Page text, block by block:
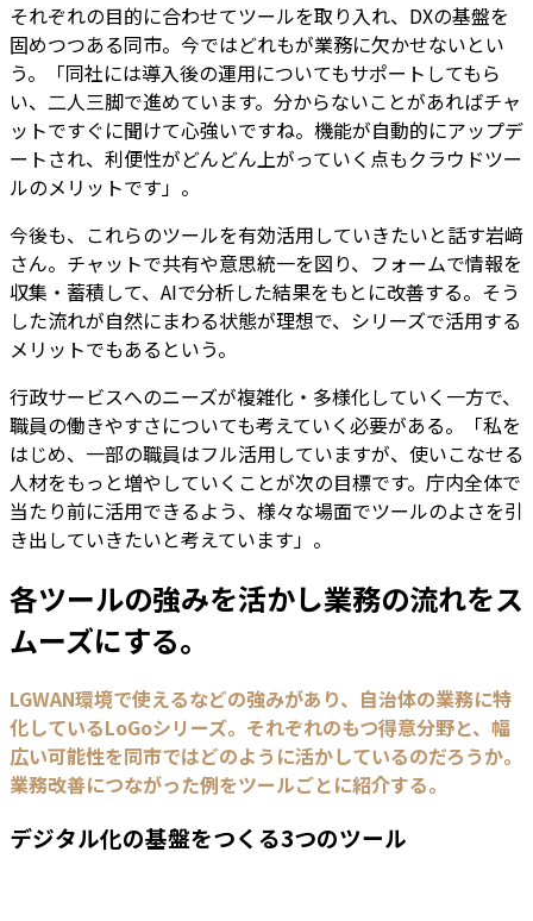
それぞれの目的に合わせてツールを取り入れ、DXの基盤を
固めつつある同市。今ではどれもが業務に欠かせないとい
う。「同社には導入後の運用についてもサポートしてもら
い、二人三脚で進めています。分からないことがあればチャ
ットですぐに聞けて心強いですね。機能が自動的にアップデ
ートされ、利便性がどんどん上がっていく点もクラウドツー
ルのメリットです」。
今後も、これらのツールを有効活用していきたいと話す岩﨑
さん。チャットで共有や意思統一を図り、フォームで情報を
収集・蓄積して、AIで分析した結果をもとに改善する。そう
した流れが自然にまわる状態が理想で、シリーズで活用する
メリットでもあるという。
行政サービスへのニーズが複雑化・多様化していく一方で、
職員の働きやすさについても考えていく必要がある。「私を
はじめ、一部の職員はフル活用していますが、使いこなせる
人材をもっと増やしていくことが次の目標です。庁内全体で
当たり前に活用できるよう、様々な場面でツールのよさを引
き出していきたいと考えています」。
各ツールの強みを活かし業務の流れをス
ムーズにする。
LGWAN環境で使えるなどの強みがあり、自治体の業務に特
化しているLoGoシリーズ。それぞれのもつ得意分野と、幅
広い可能性を同市ではどのように活かしているのだろうか。
業務改善につながった例をツールごとに紹介する。
デジタル化の基盤をつくる3つのツール